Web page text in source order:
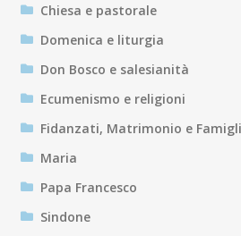
Chiesa e pastorale
Domenica e liturgia
Don Bosco e salesianità
Ecumenismo e religioni
Fidanzati, Matrimonio e
Maria
Papa Francesco
Sindone